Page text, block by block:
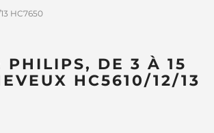
HC7650
PHILIPS, DE 3 À 15
HC5610/12/13